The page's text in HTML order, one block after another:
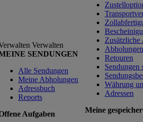
Verwalten
SENDUNGEN
Alle Sendungen
Meine Abholungen
Adressbuch
Reports
Aufgaben
Abholungen
Retouren
Sendungen
Währung
Adressen
Meine